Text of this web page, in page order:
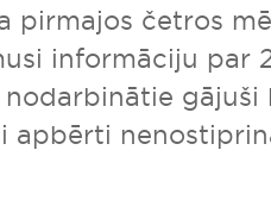
pirmajos četros
informāciju par
gājuši
apbērti